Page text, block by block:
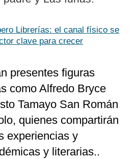
Librerías: el canal físico se
clave para crecer
presentes figuras
como Alfredo Bryce
Tamayo San Román
quienes compartirán
experiencias y
y literarias..